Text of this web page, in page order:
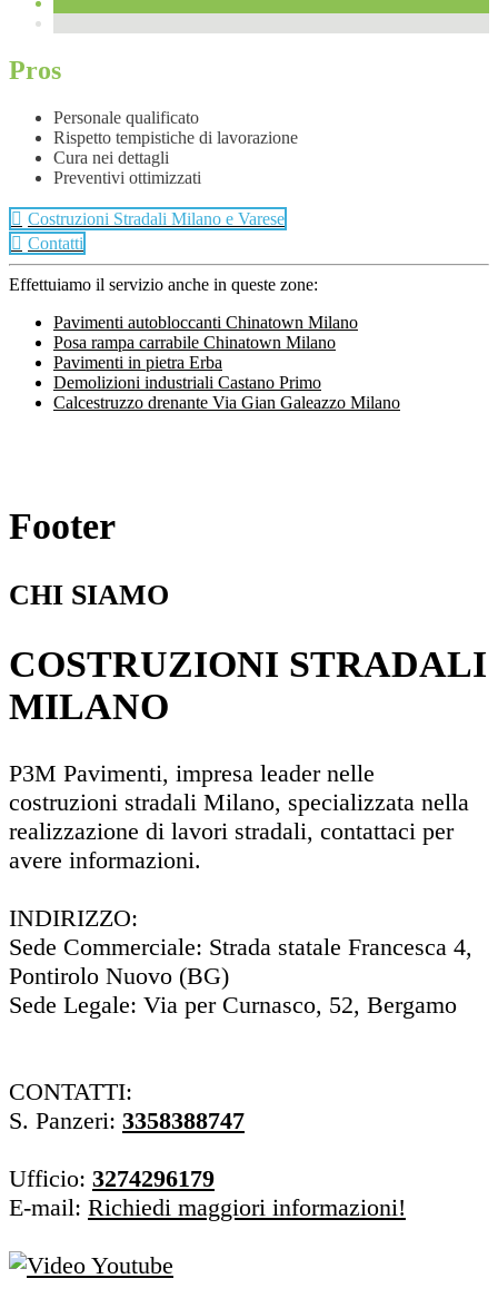
Pros
Personale qualificato
Rispetto tempistiche di lavorazione
Cura nei dettagli
Preventivi ottimizzati
Costruzioni Stradali Milano e Varese
Contatti
Effettuiamo il servizio anche in queste zone:
Pavimenti autobloccanti Chinatown Milano
Posa rampa carrabile Chinatown Milano
Pavimenti in pietra Erba
Demolizioni industriali Castano Primo
Calcestruzzo drenante Via Gian Galeazzo Milano
Footer
CHI SIAMO
COSTRUZIONI STRADALI
MILANO
P3M Pavimenti, impresa leader nelle
costruzioni stradali Milano, specializzata nella
realizzazione di lavori stradali, contattaci per
avere informazioni.
INDIRIZZO:
Sede Commerciale: Strada statale Francesca 4,
Pontirolo Nuovo (BG)
Sede Legale: Via per Curnasco, 52, Bergamo
CONTATTI:
S. Panzeri: 3358388747
Ufficio: 3274296179
E-mail: Richiedi maggiori informazioni!